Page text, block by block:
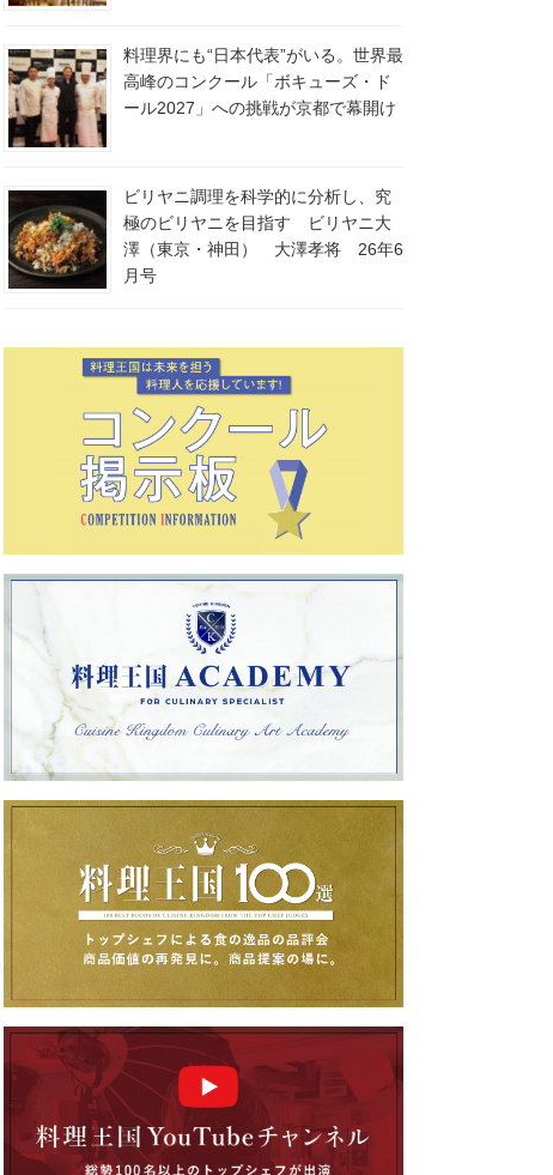
料理界にも“日本代表”がいる。世界最
高峰のコンクール「ボキューズ・ド
ール2027」への挑戦が京都で幕開け
ビリヤニ調理を科学的に分析し、究
極のビリヤニを目指す ビリヤニ大
澤（東京・神田） 大澤孝将 26年6
月号